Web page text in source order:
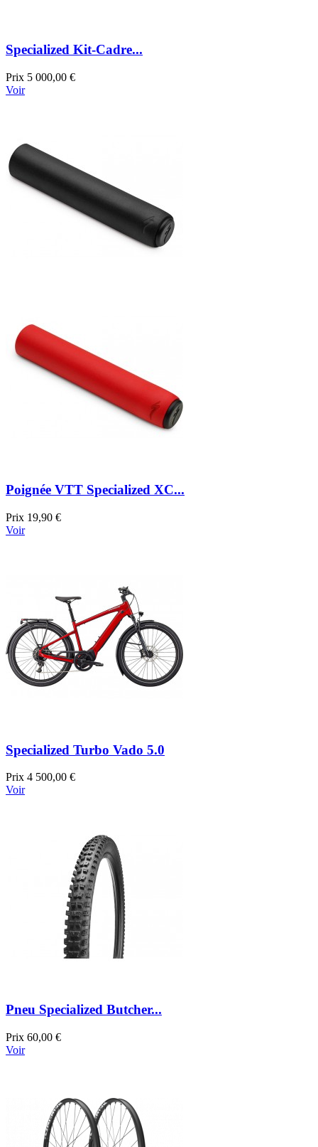
Specialized Kit-Cadre...
Prix 5 000,00 €
Voir
Poignée VTT Specialized XC...
Prix 19,90 €
Voir
Specialized Turbo Vado 5.0
Prix 4 500,00 €
Voir
Pneu Specialized Butcher...
Prix 60,00 €
Voir